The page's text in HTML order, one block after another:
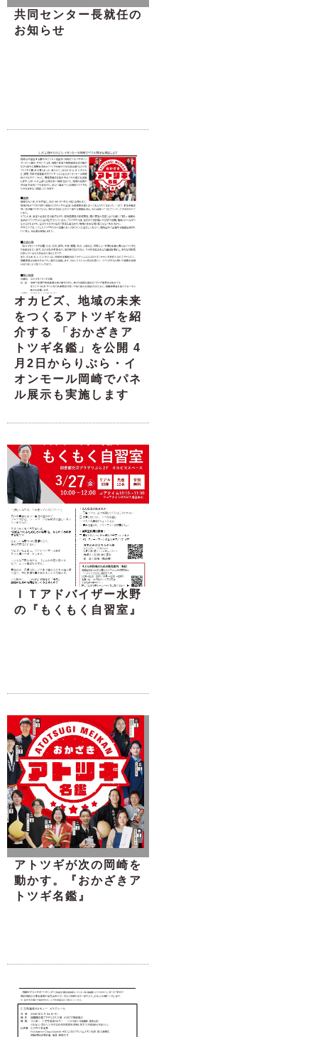
共同センター長就任の
お知らせ
オカビズ、地域の未来
をつくるアトツギを紹
介する 「おかざきア
トツギ名鑑」を公開 4
月2日からりぶら・イ
オンモール岡崎でパネ
ル展示も実施します
ＩＴアドバイザー水野
の『もくもく自習室』
アトツギが次の岡崎を
動かす。『おかざきア
トツギ名鑑』